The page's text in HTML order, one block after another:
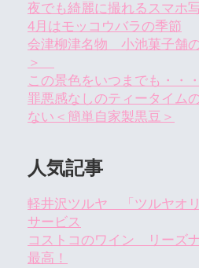
夜でも綺麗に撮れるスマホ
4月はモッコウバラの季節
会津柳津名物 小池菓子舗
＞
この景色をいつまでも・・・
罪悪感なしのティータイム
ない＜簡単自家製黒豆＞
人気記事
軽井沢ツルヤ 「ツルヤオ
サービス
コストコのワイン リーズ
最高！